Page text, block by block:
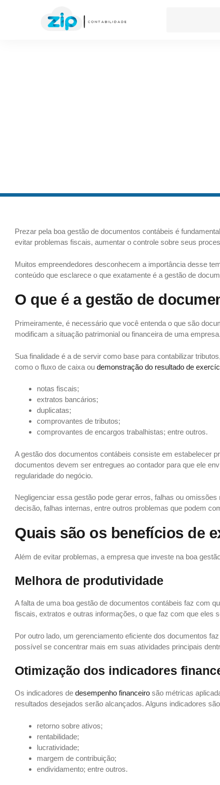
Prezar pela boa gestão de documentos contábeis é
evitar problemas fiscais, aumentar o controle sobre seus
Muitos empreendedores desconhecem a importância desse
conteúdo que esclarece o que exatamente é a gestão de
O que é a gestão de
Primeiramente, é necessário que você entenda o que são
modificam a situação patrimonial ou financeira de uma
Sua finalidade é a de servir como base para contabilizar
como o fluxo de caixa ou demonstração do resultado de
notas fiscais;
extratos bancários;
duplicatas;
comprovantes de tributos;
comprovantes de encargos trabalhistas; entre outros.
A gestão dos documentos contábeis consiste em estabelecer
documentos devem ser entregues ao contador para que ele
regularidade do negócio.
Negligenciar essa gestão pode gerar erros, falhas ou
decisão, falhas internas, entre outros problemas que podem
Quais são os benefícios de
Além de evitar problemas, a empresa que investe na boa
Melhora de produtividade
A falta de uma boa gestão de documentos contábeis faz com
fiscais, extratos e outras informações, o que faz com que eles
Por outro lado, um gerenciamento eficiente dos documentos
possível se concentrar mais em suas atividades principais
Otimização dos indicadores
Os indicadores de desempenho financeiro são métricas
resultados desejados serão alcançados. Alguns indicadores
retorno sobre ativos;
rentabilidade;
lucratividade;
margem de contribuição;
endividamento; entre outros.